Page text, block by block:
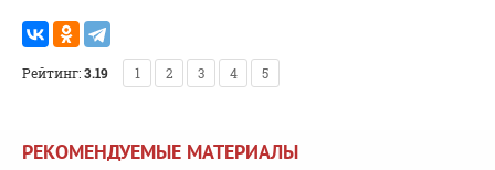
Рейтинг:3.19 1 2 3 4 5
РЕКОМЕНДУЕМЫЕ МАТЕРИАЛЫ